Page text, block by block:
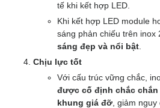
tế khi kết hợp LED.
Khi kết hợp LED module
sáng phản chiếu trên inox
sáng đẹp và nổi bật
Chịu lực tốt
Với cấu trúc vững chắc,
được cố định chắc
khung giá đỡ , giảm